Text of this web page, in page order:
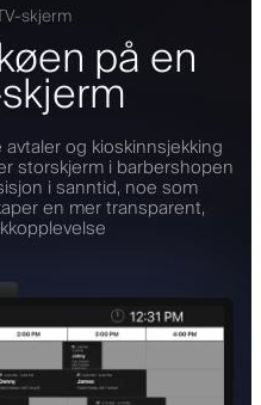
skjerm
på en
og kioskinnsjekking
storskjerm i barbershopen
i sanntid, noe som
en mer transparent,